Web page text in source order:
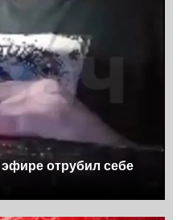
отрубил себе